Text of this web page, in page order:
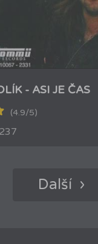
- ASI JE ČAS
(4.9/5)
Další ›